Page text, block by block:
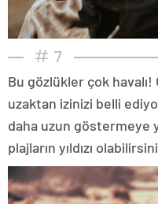
7
Bu gözlükler çok
uzaktan izinizi belli
daha uzun göstermeye
plajların yıldızı